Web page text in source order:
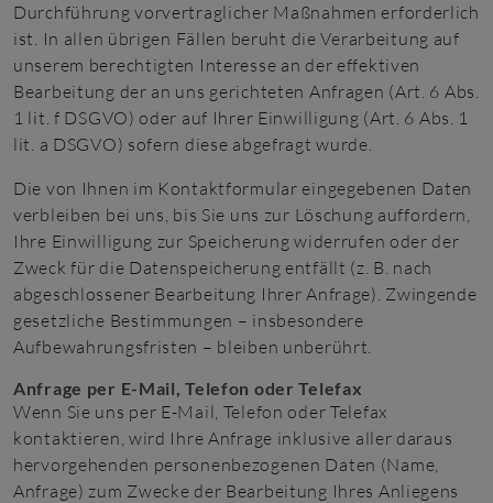
Durchführung vorvertraglicher Maßnahmen erforderlich
ist. In allen übrigen Fällen beruht die Verarbeitung auf
unserem berechtigten Interesse an der effektiven
Bearbeitung der an uns gerichteten Anfragen (Art. 6 Abs.
1 lit. f DSGVO) oder auf Ihrer Einwilligung (Art. 6 Abs. 1
lit. a DSGVO) sofern diese abgefragt wurde.
Die von Ihnen im Kontaktformular eingegebenen Daten
verbleiben bei uns, bis Sie uns zur Löschung auffordern,
Ihre Einwilligung zur Speicherung widerrufen oder der
Zweck für die Datenspeicherung entfällt (z. B. nach
abgeschlossener Bearbeitung Ihrer Anfrage). Zwingende
gesetzliche Bestimmungen – insbesondere
Aufbewahrungsfristen – bleiben unberührt.
Anfrage per E-Mail, Telefon oder Telefax
Wenn Sie uns per E-Mail, Telefon oder Telefax
kontaktieren, wird Ihre Anfrage inklusive aller daraus
hervorgehenden personenbezogenen Daten (Name,
Anfrage) zum Zwecke der Bearbeitung Ihres Anliegens